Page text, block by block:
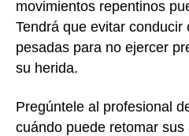
movimientos repentinos
Tendrá que evitar conducir
pesadas para no ejercer
su herida.
Pregúntele al profesional
cuándo puede retomar